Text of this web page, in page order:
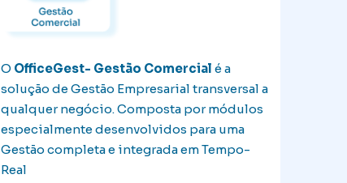
O OfficeGest- Gestão Comercial é a
solução de Gestão Empresarial transversal a
qualquer negócio. Composta por módulos
especialmente desenvolvidos para uma
Gestão completa e integrada em Tempo-
Real